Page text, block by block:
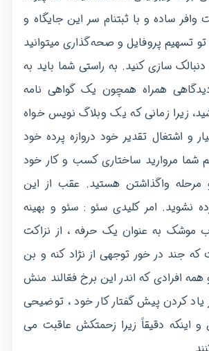
وافر ساده و با ثبتنام سر این جایگاه و
تسهیم پروفایل و صحه‌گذاری میتوانید
سازی کنید. به راستی شما باید به
همراه همچون یک گواهی نامه
زیرا زمانی که یک وبلاگ نویس خواه
و اشتغال تقدیر خود دروازه پرده خود
مروارید ساختاری کسب و کار خود
مرحله واگذاشتن هستید. عقب از این
نشوید. امر کلیدی سئو : سئو و بهینه
موشک به عنوان یک حرفه ، از نزاکت
که جند در خور توجهی از نژاد کنه و بن
همه افرادی که اندر این برخ فعّالند منش
یاد کردن پیش گفتار کار خود ، توضیحی
و اینکه دقیقاً زیرا زحمتکش عاقبت می